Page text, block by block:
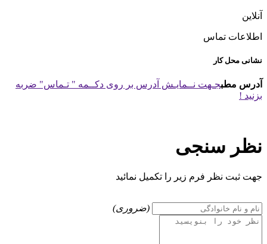
آنلاین
اطلاعات تماس
نشانی محل کار
آدرس مطبجـهت نــمایـش آدرس بر روی دکــمه " تـماس" ضربه
بزنید !
نظر سنجی
جهت ثبت نظر فرم زیر را تکمیل نمائید
(ضروری)